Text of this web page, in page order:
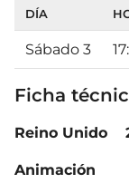
DÍA
Sábado 3
Ficha
Reino Unido
Animación